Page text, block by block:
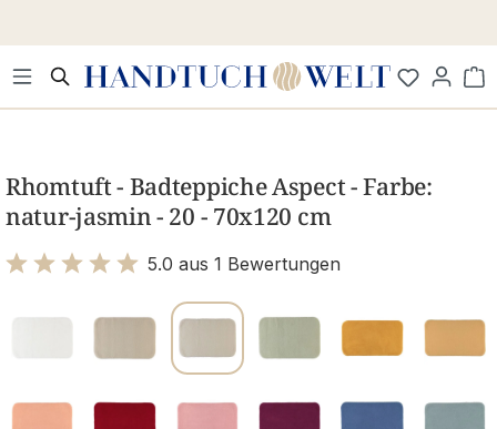
Rhomtuft - Badteppiche Aspect - Farbe:
natur-jasmin - 20 - 70x120 cm
5.0 aus 1 Bewertungen